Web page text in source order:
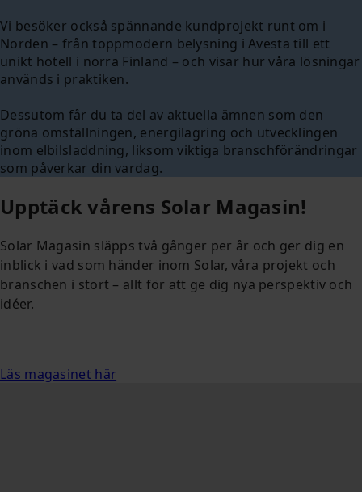
Vi besöker också spännande kundprojekt runt om i
Norden – från toppmodern belysning i Avesta till ett
unikt hotell i norra Finland – och visar hur våra lösningar
används i praktiken.
Dessutom får du ta del av aktuella ämnen som den
gröna omställningen, energilagring och utvecklingen
inom elbilsladdning, liksom viktiga branschförändringar
som påverkar din vardag.
Upptäck vårens Solar Magasin!
Solar Magasin släpps två gånger per år och ger dig en
inblick i vad som händer inom Solar, våra projekt och
branschen i stort – allt för att ge dig nya perspektiv och
idéer.
Läs magasinet här